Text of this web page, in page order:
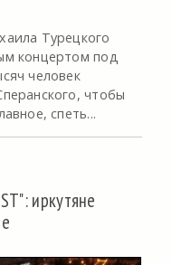
Турецкого
концертом под
человек
чтобы
спеть...
иркутяне